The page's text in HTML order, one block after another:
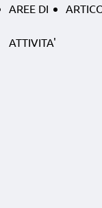
AREE DI
ATTIVITA'